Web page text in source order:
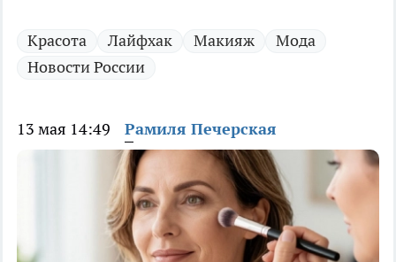
Красота Лайфхак Макияж
Мода
Новости России
13 мая 14:49 Рамиля Печерская